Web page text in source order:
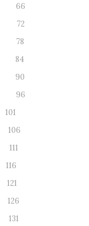
66
72
78
84
90
96
101
106
111
116
121
126
131